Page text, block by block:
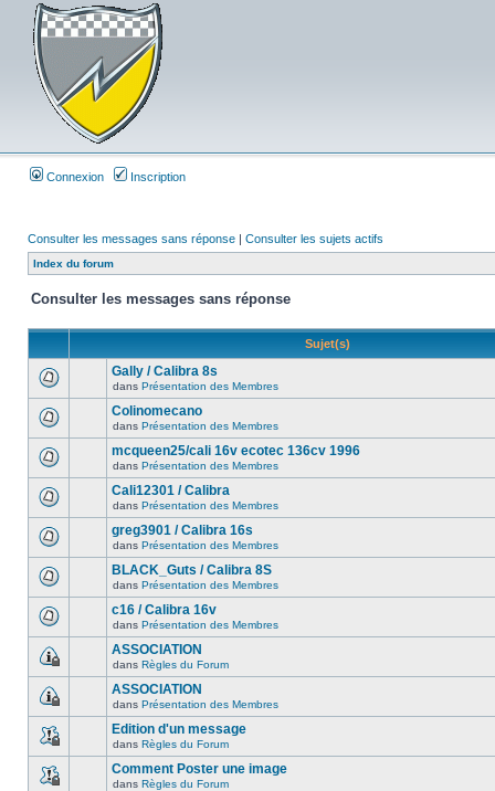
Connexion Inscription
Consulter les messages sans réponse | Consulter les sujets actifs
Index du forum
Consulter les messages sans réponse
Sujet(s)
Gally / Calibra 8s
dans Présentation des Membres
Colinomecano
dans Présentation des Membres
mcqueen25/cali 16v ecotec 136cv 1996
dans Présentation des Membres
Cali12301 / Calibra
dans Présentation des Membres
greg3901 / Calibra 16s
dans Présentation des Membres
BLACK_Guts / Calibra 8S
dans Présentation des Membres
c16 / Calibra 16v
dans Présentation des Membres
ASSOCIATION
dans Règles du Forum
ASSOCIATION
dans Présentation des Membres
Edition d'un message
dans Règles du Forum
Comment Poster une image
dans Règles du Forum